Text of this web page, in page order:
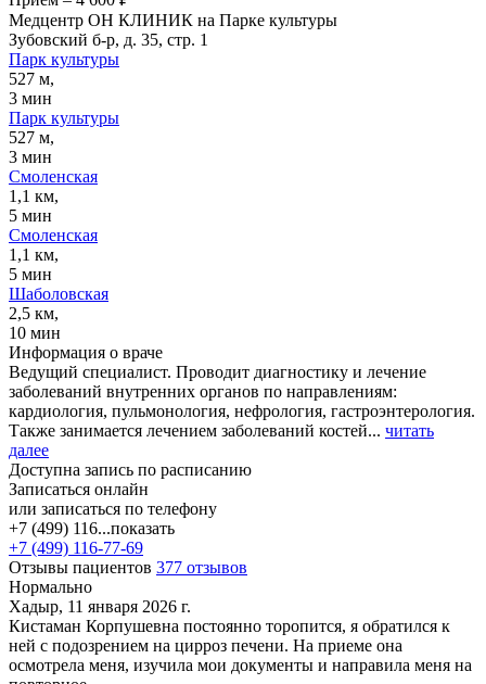
Медцентр ОН КЛИНИК на Парке культуры
Зубовский б-р, д. 35, стр. 1
Парк культуры
527 м,
3 мин
Парк культуры
527 м,
3 мин
Смоленская
1,1 км,
5 мин
Смоленская
1,1 км,
5 мин
Шаболовская
2,5 км,
10 мин
Информация о враче
Ведущий специалист. Проводит диагностику и лечение
заболеваний внутренних органов по направлениям:
кардиология, пульмонология, нефрология, гастроэнтерология.
Также занимается лечением заболеваний костей... читать
далее
Доступна запись по расписанию
Записаться онлайн
или записаться по телефону
+7 (499) 116...показать
+7 (499) 116-77-69
Отзывы пациентов 377 отзывов
Нормально
Хадыр, 11 января 2026 г.
Кистаман Корпушевна постоянно торопится, я обратился к
ней с подозрением на цирроз печени. На приеме она
осмотрела меня, изучила мои документы и направила меня на